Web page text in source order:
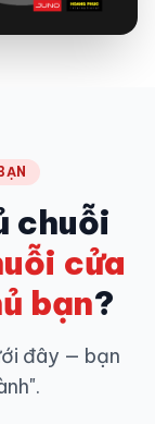
chuỗi
cửa
bạn?
đây — bạn